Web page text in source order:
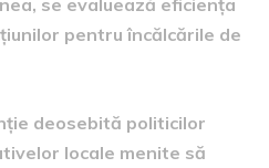
pentru încălcările de
deosebită politicilor
locale menite să